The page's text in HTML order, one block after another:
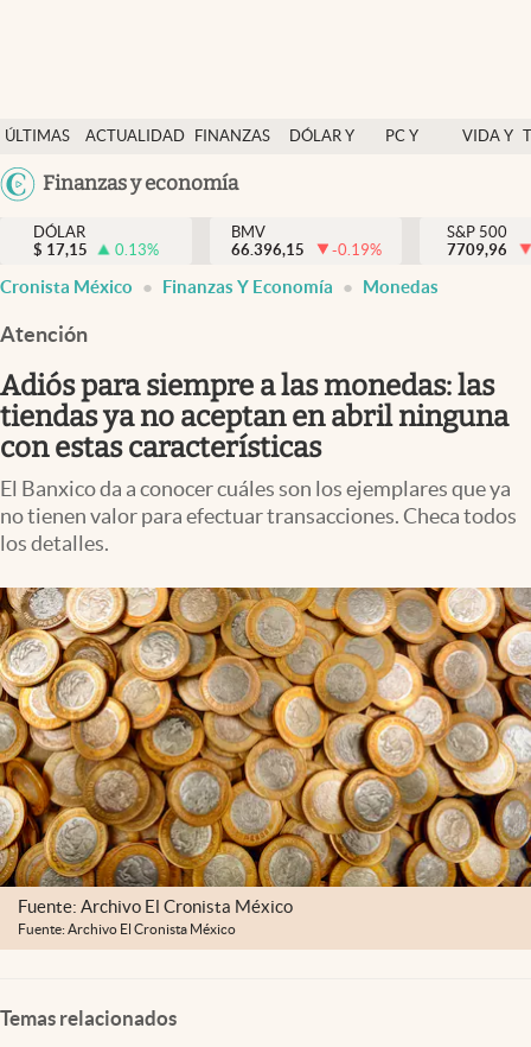
ÚLTIMAS
NOTICIAS
ACTUALIDAD
FINANZAS
DÓLAR Y
PC Y
VIDA Y
México
Finanzas y economía
Actualidad
Finanzas y economía
Dólar y mercados
Pc y celular
Vida y estilo
Tv
Clima
Espiritualidad
Mediakit
abre en nueva pestaña
México
DÓLAR
$ 17,15 0.13%
BMV
66.396,15
-0.19%
S&P 500
7709,96
Cronista México Finanzas Y Economía Monedas
Atención
Adiós para siempre a las monedas: las
tiendas ya no aceptan en abril ninguna
con estas características
El Banxico da a conocer cuáles son los ejemplares que ya
no tienen valor para efectuar transacciones. Checa todos
los detalles.
Fuente: Archivo El Cronista México
Fuente: Archivo El Cronista México
Temas relacionados